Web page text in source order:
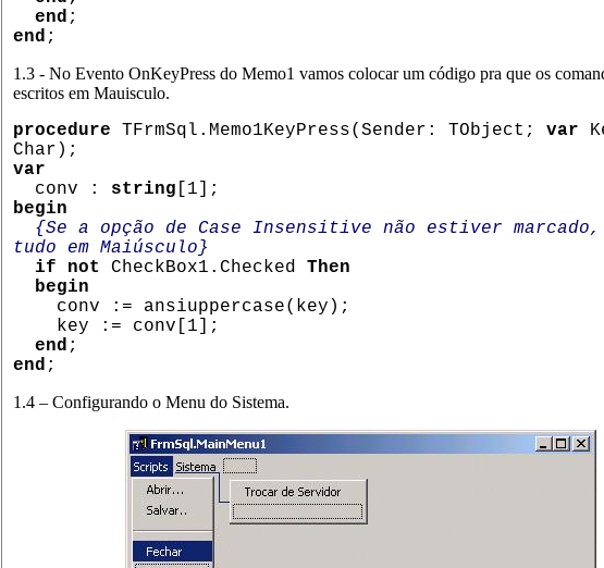
end ;
end ;
1.3 - No Evento OnKeyPress do Memo1 vamos colocar um código pra que os
escritos em Mauisculo.
procedure TFrmSql.Memo1KeyPress(Sender: TObject; var
Char);
var
conv : string [1];
begin
{Se a opção de Case Insensitive não estiver
tudo em Maiúsculo}
if not
CheckBox1.Checked Then
begin
conv := ansiuppercase(key);
key := conv[1];
end ;
end ;
1.4 – Configurando o Menu do Sistema.